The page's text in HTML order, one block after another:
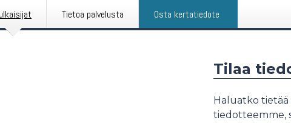
Tietoa palvelusta Osta kertatiedote
Tilaa
Haluatko tietää
tiedotteemme,